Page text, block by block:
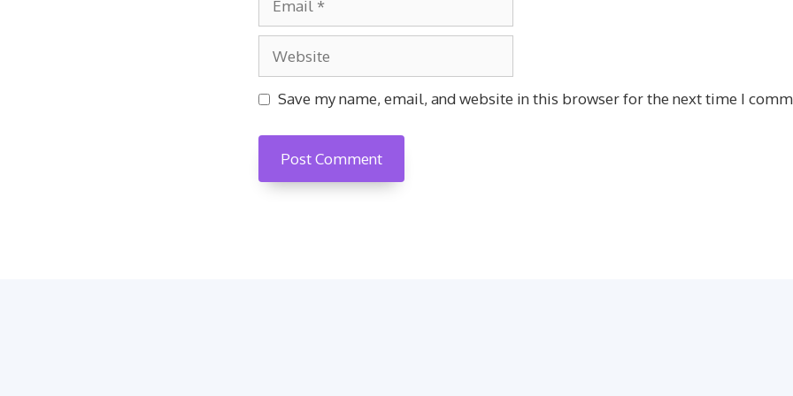
Website
Save my name, email, and website in this browser for the next time I